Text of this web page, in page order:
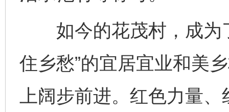
如今的花茂村，成为
住乡愁”的宜居宜业和美
上阔步前进。红色力量